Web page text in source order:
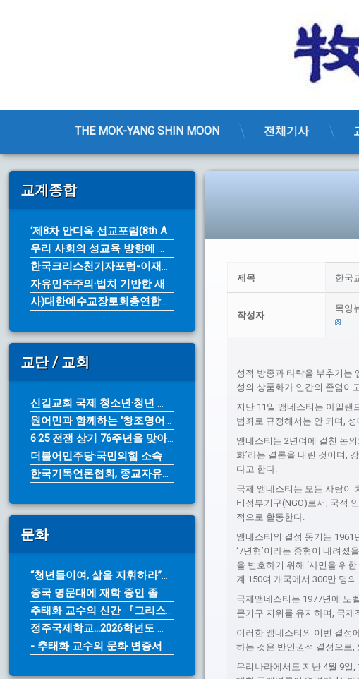
콘
텐
THE MOK-YANG SHIN MOON 전체기사
제목 한국
작성자
목양
성적 방종과 타락을 부추기는
성의 상품화가 인간의 존엄이
지난 11일 앰네스티는 아일랜
범죄로 규정해서는 안 되며,
앰네스티는 2년여에 걸친 논
화’라는 결론을 내린 것이며,
다고 한다.
국제 앰네스티는 모든 사람이
비정부기구(NGO)로서, 국적·
적으로 활동한다.
앰네스티의 결성 동기는 1961
‘7년형’이라는 중형이 내려졌
을 변호하기 위해 ‘사면을 위
계 150여 개국에서 300만 명
국제앰네스티는 1977년에 노
문기구 지위를 유지하며, 국
이러한 앰네스티의 이번 결정
하는 것은 반인권적 결정으로
우리나라에서도 지난 4월 9일
교계종합
‘제8차 안디옥 선교포럼(8th An...
우리 사회의 성교육 방향에 대한 근본...
한국크리스천기자포럼-이재명 대통령의 ...
자유민주주의·법치 기반한 새로운 10...
사)대한예수교장로회총연합회 제76주년...
교단 / 교회
신길교회 국제 청소년·청년 성령 컨퍼...
원어민과 함께하는 ‘창조영어캠프’ 7...
6·25 전쟁 상기 76주년을 맞아 ...
더불어민주당·국민의힘 소속 광역단체장...
한국기독언론협회, 종교자유정책연구원에...
문화
“청년들이여, 삶을 지휘하라”… 아르...
중국 명문대에 재학 중인 졸업생들 참...
추태화 교수의 신간 『그리스도인의 영...
정주국제학교...2026학년도 가을학...
- 추태화 교수의 문화 변증서 《그리...